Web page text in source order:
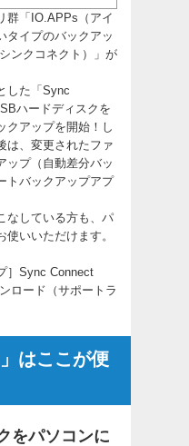
群「IO.APPs（アイ
タイプのバックアッ
ンクコネクト）」が
した「Sync
ハードディスクを
クアップを開始！し
は、変更されたファ
ップ（自動差分バッ
トバックアップアプ
なしている方も、パ
いいただけます。
］Sync Connect
ロード（サポートラ
はここが便
をパソコンに